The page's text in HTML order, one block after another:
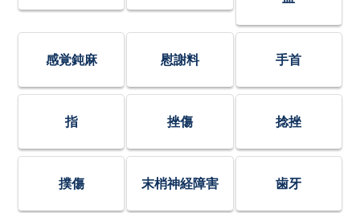
感覚鈍麻 慰謝料 手首
指 挫傷 捻挫
撲傷 末梢神経障害 歯牙